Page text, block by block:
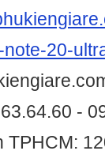
20-
-
TPHCM: